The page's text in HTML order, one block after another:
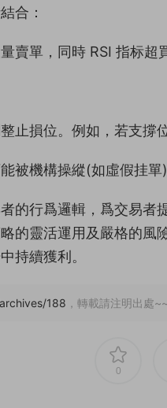
合：
賣單，同時 RSI 指标超
止損位。例如，若支撐
被機構操縱(如虛假挂單
的行爲邏輯，爲交易
的靈活運用及嚴格的
持續獲利。
188 ，轉載請注明出處
0